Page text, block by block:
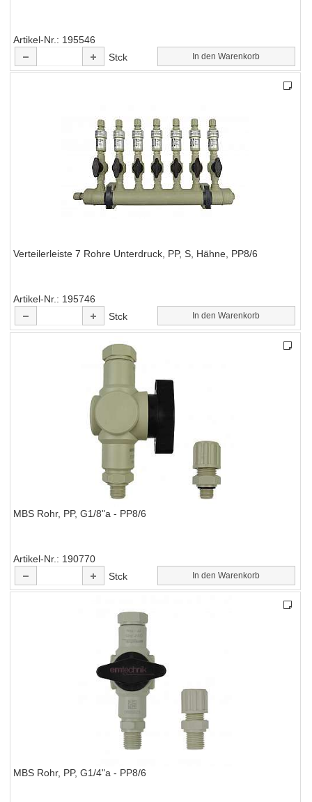
Artikel-Nr.
195546
Stck
In den Warenkorb
Verteilerleiste 7 Rohre Unterdruck, PP, S, Hähne, PP8/6
Artikel-Nr.
195746
Stck
In den Warenkorb
MBS Rohr, PP, G1/8"a - PP8/6
Artikel-Nr.
190770
Stck
In den Warenkorb
MBS Rohr, PP, G1/4"a - PP8/6